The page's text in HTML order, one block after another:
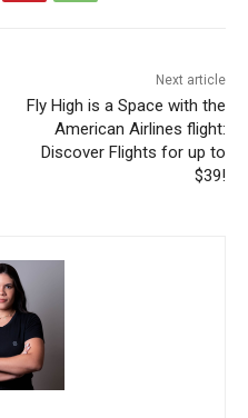
Next article
Fly High is a Space with the
American Airlines flight:
Discover Flights for up to
$39!